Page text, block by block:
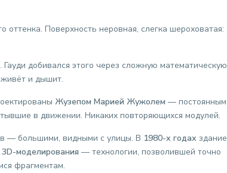
Поверхность неровная, слегка шероховатая:
добивался этого через сложную математическую
живёт и дышит.
Жузепом Марией Жужолем — постоянным
в движении. Никаких повторяющихся модулей.
— большими, видными с улицы. В 1980-х годах здание
3D-моделирования — технологии, позволившей точно
фрагментам.